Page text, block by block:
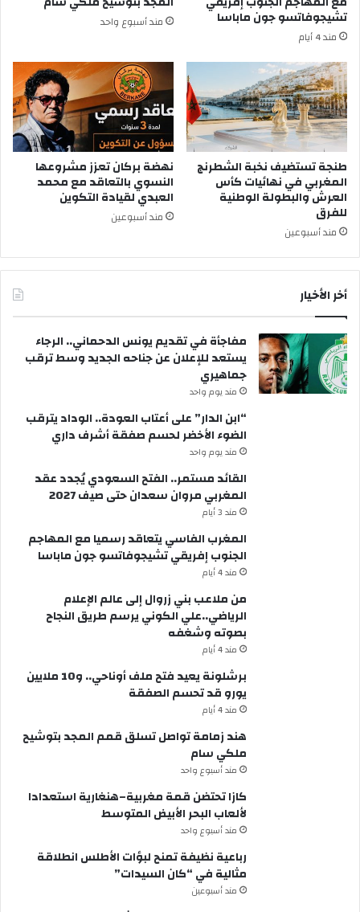
تشيجوفاتسو جون ماباسا
مند 4 أيام
مند أسبوع واحد
طنجة تستضيف نخبة الشطرنج
المغربي في نهائيات كأس
العرش والبطولة الوطنية
للفرق
مند أسبوعين
نهضة بركان تعزز مشروعها
النسوي بالتعاقد مع محمد
العبدي لقيادة التكوين
مند أسبوعين
أخر الأخيار
مفاجأة في تقديم يونس الدحماني.. الرجاء
يستعد للإعلان عن جناحه الجديد وسط ترقب
جماهيري
مند يوم واحد
“ابن الدار” على أعتاب العودة.. الوداد يترقب
الضوء الأخضر لحسم صفقة أشرف داري
مند يوم واحد
القائد مستمر.. الفتح السعودي يُجدد عقد
المغربي مروان سعدان حتى صيف 2027
مند 3 أيام
المغرب الفاسي يتعاقد رسميا مع المهاجم
الجنوب إفريقي تشيجوفاتسو جون ماباسا
مند 4 أيام
من ملاعب بني زروال إلى عالم الإعلام
الرياضي..علي الكوني يرسم طريق النجاح
بصوته وشغفه
مند 4 أيام
برشلونة يعيد فتح ملف أوناحي.. و10 ملايين
يورو قد تحسم الصفقة
مند 4 أيام
هند زمامة تواصل تسلق قمم المجد بتوشيح
ملكي سام
مند أسبوع واحد
كازا تحتضن قمة مغربية–هنغارية استعدادا
لألعاب البحر الأبيض المتوسط
مند أسبوع واحد
رباعية نظيفة تمنح لبؤات الأطلس انطلاقة
مثالية في “كان السيدات”
مند أسبوعين